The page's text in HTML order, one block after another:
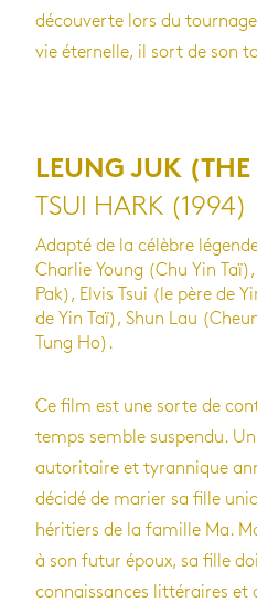
découverte lors du
vie éternelle, il sort de son
LEUNG JUK (THE
TSUI HARK (1994)
Adapté de la célèbre
Charlie Young (Chu Yin
Pak), Elvis Tsui (le père de
de Yin Taï), Shun Lau
Tung Ho).
Ce film est une sorte de
temps semble suspendu.
autoritaire et tyrannique
décidé de marier sa fille
héritiers de la famille Ma.
à son futur époux, sa fille
connaissances littéraires et